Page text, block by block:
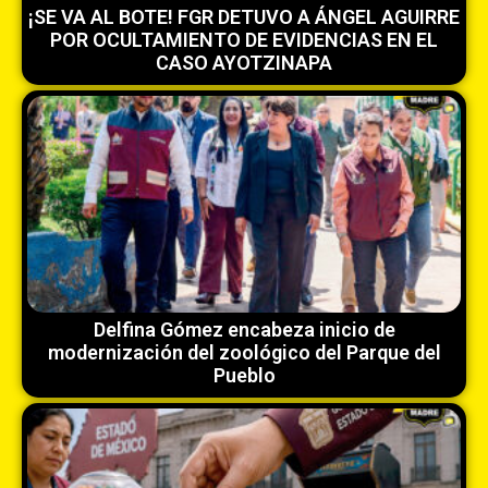
¡SE VA AL BOTE! FGR DETUVO A ÁNGEL AGUIRRE
POR OCULTAMIENTO DE EVIDENCIAS EN EL
CASO AYOTZINAPA
Delfina Gómez encabeza inicio de
modernización del zoológico del Parque del
Pueblo